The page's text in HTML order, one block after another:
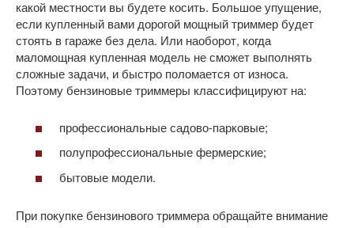
какой местности вы будете косить. Большое упущение,
если купленный вами дорогой мощный триммер будет
стоять в гараже без дела. Или наоборот, когда
маломощная купленная модель не сможет выполнять
сложные задачи, и быстро поломается от износа.
Поэтому бензиновые триммеры классифицируют на:
профессиональные садово-парковые;
полупрофессиональные фермерские;
бытовые модели.
При покупке бензинового триммера обращайте внимание